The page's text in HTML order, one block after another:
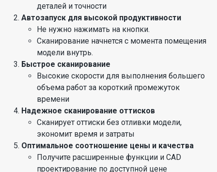
деталей и точности
Автозапуск для высокой продуктивности
Не нужно нажимать на кнопки.
Сканирование начнется с момента помещения
модели внутрь.
Быстрое сканирование
Высокие скорости для выполнения большего
объема работ за короткий промежуток
времени
Надежное сканирование оттисков
Сканирует оттиски без отливки модели,
экономит время и затраты
Оптимальное соотношение цены и качества
Получите расширенные функции и CAD
проектирование по доступной цене